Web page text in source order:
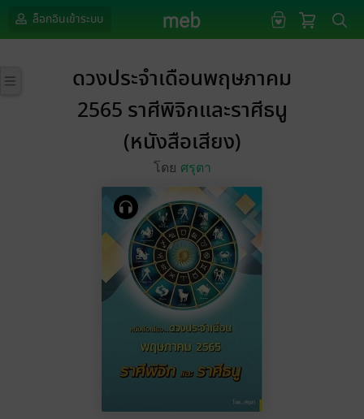
ล็อกอินเข้าระบบ
ดวงประจำเดือนพฤษภาคม
2565 ราศีพิจิกและราศีธนู
(หนังสือเสียง)
โดย ศรุตา